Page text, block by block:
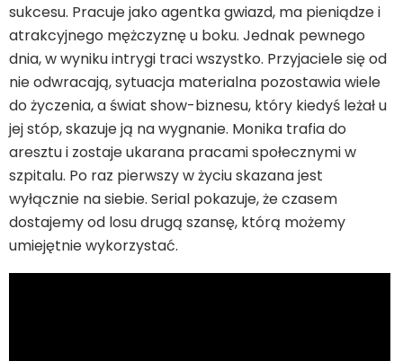
sukcesu. Pracuje jako agentka gwiazd, ma pieniądze i
atrakcyjnego mężczyznę u boku. Jednak pewnego
dnia, w wyniku intrygi traci wszystko. Przyjaciele się od
nie odwracają, sytuacja materialna pozostawia wiele
do życzenia, a świat show-biznesu, który kiedyś leżał u
jej stóp, skazuje ją na wygnanie. Monika trafia do
aresztu i zostaje ukarana pracami społecznymi w
szpitalu. Po raz pierwszy w życiu skazana jest
wyłącznie na siebie. Serial pokazuje, że czasem
dostajemy od losu drugą szansę, którą możemy
umiejętnie wykorzystać.